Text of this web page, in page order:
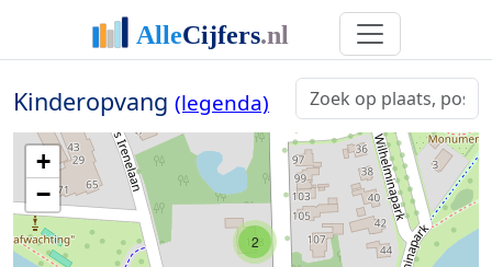
Kinderopvang (legenda)
2
+
−